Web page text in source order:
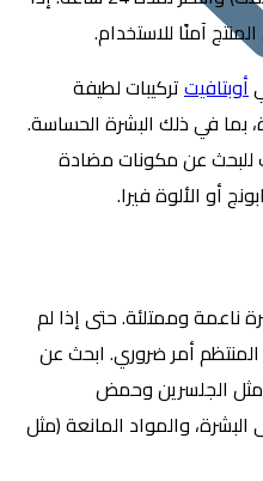
للاستخدام.
تركيبات لطيفة
في ذلك البشرة الحساسة.
عن مكونات مضادة
فيرا.
وممتلئة. حتى إذا لم
أمر ضروري. ابحث عن
وحمض
والمواد المانعة (مثل